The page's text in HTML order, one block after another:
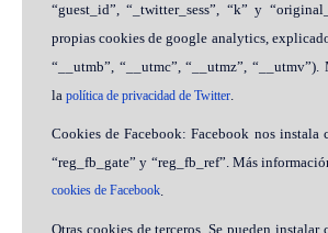
“guest_id”, “_twitter_sess”, “k” y
propias cookies de google analytics,
“__utmb”, “__utmc”, “__utmz”,
la política de privacidad de Twitter.
Cookies de Facebook: Facebook nos instala
“reg_fb_gate” y “reg_fb_ref”. Más
cookies de Facebook.
Otras cookies de terceros. Se pueden instalar